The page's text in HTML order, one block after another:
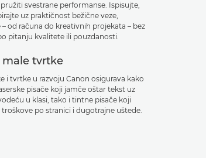
svestrane performanse. Ispisujte,
uz praktičnost bežične veze,
od računa do kreativnih projekata – bez
pitanju kvalitete ili pouzdanosti.
male tvrtke
i tvrtke u razvoju Canon osigurava kako
pisače koji jamče oštar tekst uz
u klasi, tako i tintne pisače koji
po stranici i dugotrajne uštede.